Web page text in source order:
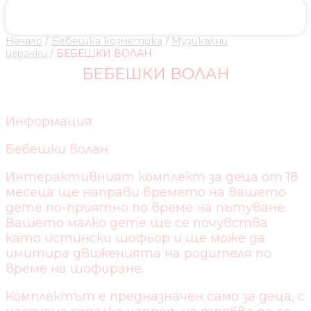
Начало / Бебешка козметика / Музикални
играчки / БЕБЕШКИ ВОЛАН
БЕБЕШКИ ВОЛАН
Информация
Бебешки волан
Интерактивният комплект за деца от 18
месеца ще направи времето на вашето
дете по-приятно по време на пътуване.
Вашето малко дете ще се почувства
като истински шофьор и ще може да
имитира движенията на родителя по
време на шофиране.
Комплектът е предназначен само за деца, с